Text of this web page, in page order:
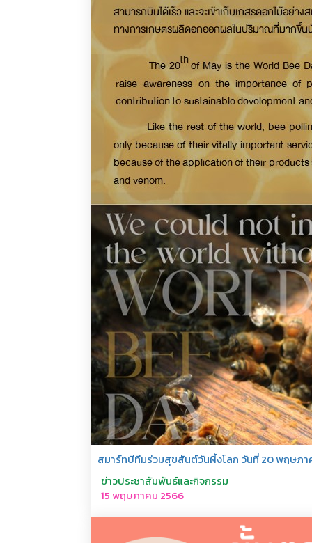
สมาร์ทบีทีมร่วมสุขสันต์วันผึ้งโลก วันที่ 20 พฤษภ
ข่าวประชาสัมพันธ์และกิจกรรม
15 พฤษภาคม 2566